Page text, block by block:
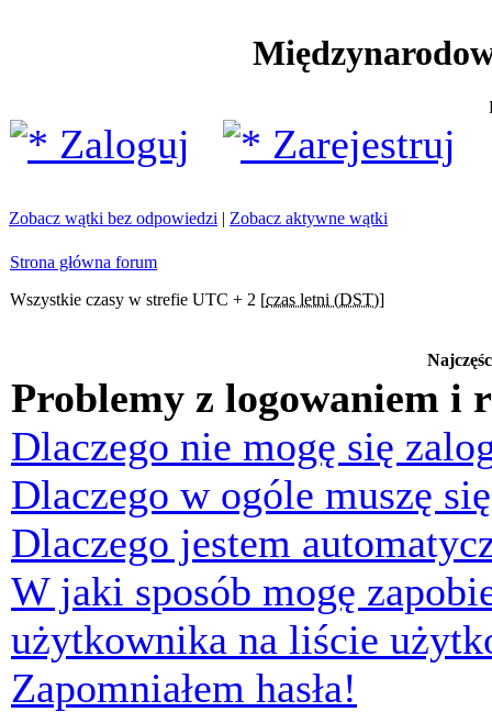
Zaloguj Zarejestruj
Zobacz wątki bez odpowiedzi | Zobacz aktywne wątki
Strona główna forum
Wszystkie czasy w strefie UTC + 2 [czas letni (DST)]
Problemy z logowaniem i
Dlaczego nie mogę się
Dlaczego w ogóle muszę
Dlaczego jestem
W jaki sposób mogę
użytkownika na liście
Zapomniałem hasła!